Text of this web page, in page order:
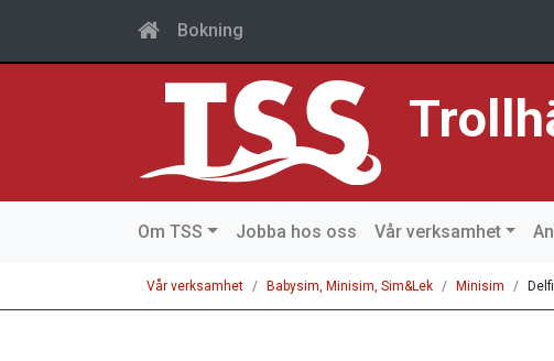
Bokning
Om TSS Jobba hos oss Vår verksamhet
Vår verksamhet Babysim, Minisim, Sim&Lek Minisim